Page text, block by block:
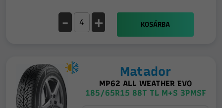
- + KOSÁRBA
Matador
MP62 ALL WEATHER EVO
185/65R15 88T TL M+S 3PMSF